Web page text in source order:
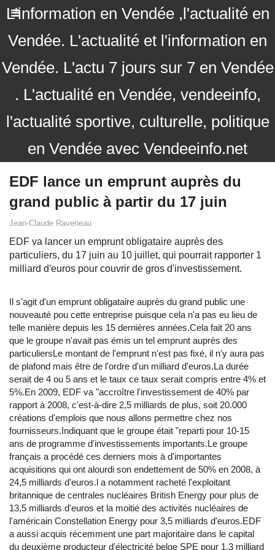
L'information en Vendée ,l'actualité en
Vendée. L'actualité et l'information en
Vendée. L'actu 7 jours sur 7 en Vendée
. L'actualité en Vendée, vendeeinfo,
l'actualité sportive, culturelle, politique
en Vendée avec Vendeeinfo.net
EDF lance un emprunt auprès du
grand public à partir du 17 juin
Jean-Claude Raveneau
EDF va lancer un emprunt obligataire auprès des
particuliers, du 17 juin au 10 juillet, qui pourrait rapporter 1
milliard d'euros pour couvrir de gros d'investissement.
Il s'agit d'un emprunt obligataire auprès du grand public une
nouveauté pou cette entreprise puisque cela n'a pas eu lieu de
telle manière depuis les 15 dernières années.Cela fait 20 ans
que le groupe n'avait pas émis un tel emprunt auprès des
particuliersLe montant de l'emprunt n'est pas fixé, il n'y aura pas
de plafond mais être de l'ordre d'un milliard d'euros.La durée
serait de 4 ou 5 ans et le taux ce taux serait compris entre 4% et
5%.En 2009, EDF va "accroître l'investissement de 40% par
rapport à 2008, c'est-à-dire 2,5 milliards de plus, soit 20.000
créations d'emplois que nous allons permettre chez nos
fournisseurs.Indiquant que le groupe était "reparti pour 10-15
ans de programme d'investissements importants.Le groupe
français a procédé ces derniers mois à d'importantes
acquisitions qui ont alourdi son endettement de 50% en 2008, à
24,5 milliards d'euros.l a notamment racheté l'exploitant
britannique de centrales nucléaires British Energy pour plus de
13,5 milliards d'euros et la moitié des activités nucléaires de
l'américain Constellation Energy pour 3,5 milliards d'euros.EDF
a aussi acquis récemment une part majoritaire dans le capital
du deuxième producteur d'électricité belge SPE pour 1,3 milliard